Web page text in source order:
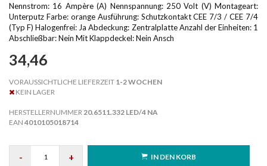
Nennstrom: 16 Ampère (A) Nennspannung: 250 Volt (V) Montageart:
Unterputz Farbe: orange Ausführung: Schutzkontakt CEE 7/3 / CEE 7/4
(Typ F) Halogenfrei: Ja Abdeckung: Zentralplatte Anzahl der Einheiten: 1
Abschließbar: Nein Mit Klappdeckel: Nein Ansch
34,46
VORAUSSICHTLICHE LIEFERZEIT 1-2 WOCHEN
KEIN LAGER
HERSTELLERNUMMER 20.6511.332 LED/4 NA
EAN 4010105018714
- + IN DEN KORB